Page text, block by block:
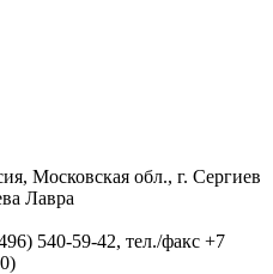
Московская обл., г. Сергиев
Лавра
540-59-42, тел./факс +7